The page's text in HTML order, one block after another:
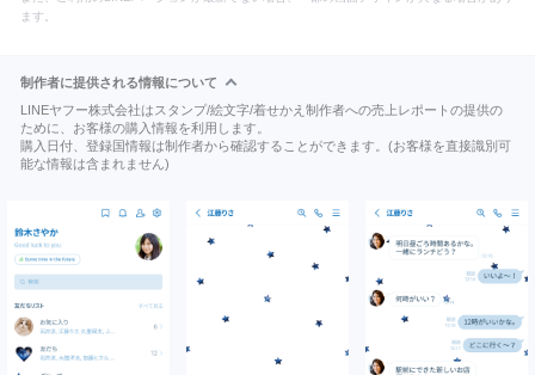
ます。
制作者に提供される情報について
LINEヤフー株式会社はスタンプ/絵文字/着せかえ制作者への売上レポートの提供の
ために、お客様の購入情報を利用します。
購入日付、登録国情報は制作者から確認することができます。(お客様を直接識別可
能な情報は含まれません)